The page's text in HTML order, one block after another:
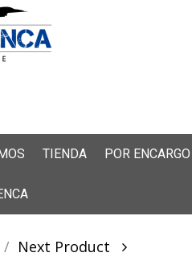
TIENDA POR ENCARGO
Next Product